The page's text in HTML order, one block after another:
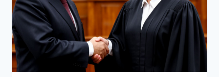
СУПЕРМАРКЕТ,
БЕСПЛАТНО
ПОЕДАЛИ
ПРОДУКТЫ